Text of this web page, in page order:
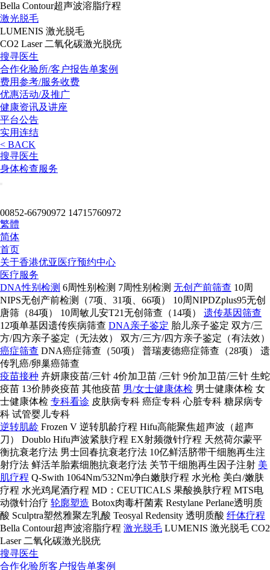
Bella Contour超声波溶脂疗程
激光脱毛
LUMENIS 激光脱毛
CO2 Laser 二氧化碳激光脱疣
搜寻医生
合作化验所/客户报告单案例
费用参考/服务收费
优惠活动/及推广
健康资讯及讲座
平台公告
实用连结
< BACK
搜寻医生
身体检查服务
00852-66790972 14715760972
繁體
简体
首页
关于香港优亚医疗预约中心
医疗服务
DNA性别检测 6周性别检测 7周性别检测 无创产前筛查 10周
NIPS无创产前检测（7项、31项、66项） 10周NIPDZplus95无创
唐筛（84项）
10周敏儿安T21无创筛查（14项）
遗传基因筛查
12项单基因遗传疾病筛查 DNA亲子鉴定 胎儿亲子鉴定 双方/三
方/四方亲子鉴定（无法效）
双方/三方/四方亲子鉴定（有法效）
癌症筛查 DNA癌症筛查（50项） 普瑞麦德癌症筛查（28项）
遗
传乳癌/卵巢癌筛查
疫苗接种 卉妍康疫苗/三针 4价加卫苗 /三针 9价加卫苗/三针 生蛇
疫苗 13价肺炎疫苗 其他疫苗 男/女士健康体检 男士健康体检 女
士健康体检 专科看诊 皮肤病专科 癌症专科 心脏专科 糖尿病专
科 试管婴儿专科
逆转肌龄 Frozen V 逆转肌龄疗程 Hifu高能聚焦超声波（超声
刀）
Doublo Hifu声波紧肤疗程 EX射频微针疗程 天然荷尔蒙平
衡抗衰老疗法 男士回春抗衰老疗法 10亿鲜活脐带干细胞再生注
射疗法 鲜活羊胎素细胞抗衰老疗法 关节干细胞再生因子注射 美
肌疗程 Q-Swith 1064Nm/532Nm净白嫩肤疗程 水光枪 美白/嫩肤
疗程 水光鸡尾酒疗程 MD：CEUTICALS 果酸换肤疗程 MTS电
动微针治疗 轮廓塑造 Botox肉毒杆菌素 Restylane Perlane透明质
酸 Sculptra塑然雅聚左乳酸 Teosyal Redensity 透明质酸 纤体疗程
Bella Contour超声波溶脂疗程 激光脱毛 LUMENIS 激光脱毛 CO2
Laser 二氧化碳激光脱疣
搜寻医生
合作化验所客户报告单案例